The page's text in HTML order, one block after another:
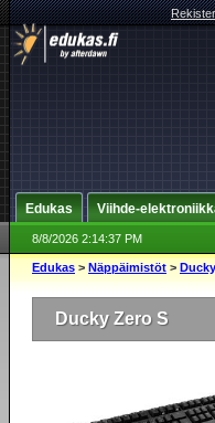
Edukas Viihde-
8/8/2026 2:14:37 PM
Edukas > Näppäimistöt >
Ducky Zero S